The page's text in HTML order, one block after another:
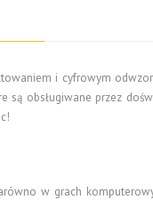
i cyfrowym
są obsługiwane przez
w grach